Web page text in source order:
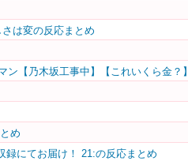
は変の反応まとめ
【乃木坂工事中】【これいくら金？】
め
録にてお届け！ 21:の反応まとめ